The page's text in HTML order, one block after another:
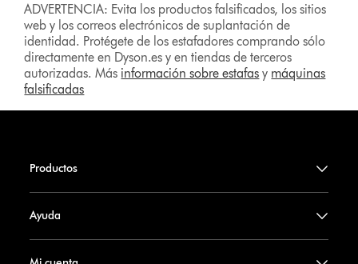
ADVERTENCIA: Evita los productos falsificados, los sitios
web y los correos electrónicos de suplantación de
identidad. Protégete de los estafadores comprando sólo
directamente en Dyson.es y en tiendas de terceros
autorizadas. Más información sobre estafas y máquinas
falsificadas
Productos
Ayuda